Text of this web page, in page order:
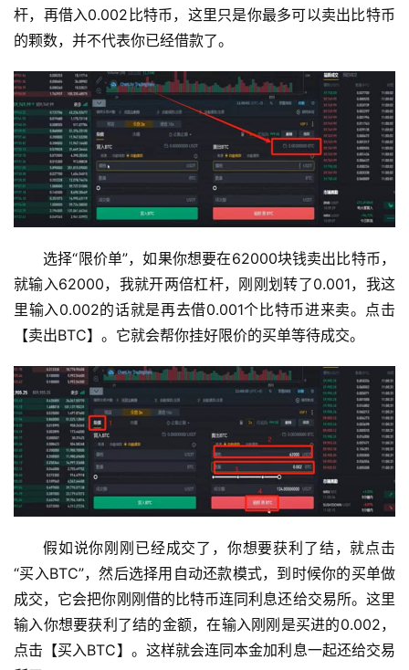
币
圈
闻
行
情
分
杆，再借入0.002比特币，这里只是你最多可以卖出比特币
的颗数，并不代表你已经借款了。
选择“限价单”，如果你想要在62000块钱卖出比特币，
就输入62000，我就开两倍杠杆，刚刚划转了0.001，我这
里输入0.002的话就是再去借0.001个比特币进来卖。点击
【卖出BTC】。它就会帮你挂好限价的买单等待成交。
假如说你刚刚已经成交了，你想要获利了结，就点击
“买入BTC”，然后选择用自动还款模式，到时候你的买单做
成交，它会把你刚刚借的比特币连同利息还给交易所。这里
输入你想要获利了结的金额，在输入刚刚是买进的0.002，
点击【买入BTC】。这样就会连同本金加利息一起还给交易